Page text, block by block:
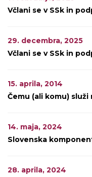
Včlani se v SSk in
29. decembra, 2025
Včlani se v SSk in
15. aprila, 2014
Čemu (ali komu)
14. maja, 2024
Slovenska
28. aprila, 2024